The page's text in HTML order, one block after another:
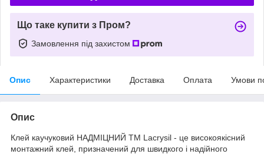
Що таке купити з Пром?
Замовлення під захистом
Опис Характеристики Доставка Оплата Умови
Опис
Клей каучуковий НАДМІЦНИЙ ТМ Lacrysil - це високоякісний
монтажний клей, призначений для швидкого і надійного